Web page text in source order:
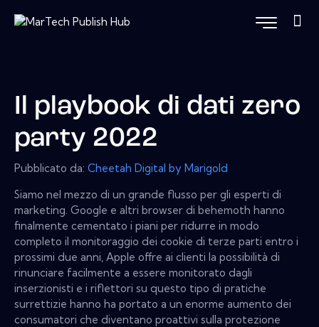
Il playbook di dati zero
party 2022
Pubblicato da: Cheetah Digital by Marigold
Siamo nel mezzo di un grande flusso per gli esperti di
marketing. Google e altri browser di behemoth hanno
finalmente cementato i piani per ridurre in modo
completo il monitoraggio dei cookie di terze parti entro i
prossimi due anni, Apple offre ai clienti la possibilità di
rinunciare facilmente a essere monitorato dagli
inserzionisti e i riflettori su questo tipo di pratiche
surrettizie hanno ha portato a un enorme aumento dei
consumatori che diventano proattivi sulla protezione